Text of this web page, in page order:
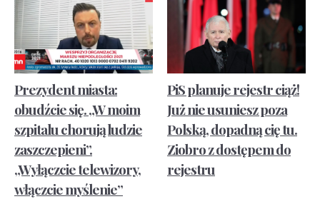
Prezydent miasta:
obudźcie się. „W moim
szpitalu chorują ludzie
zaszczepieni”.
„Wyłączcie telewizory,
włączcie myślenie”
PiS planuje rejestr ciąż!
Już nie usuniesz poza
Polską, dopadną cię tu.
Ziobro z dostępem do
rejestru